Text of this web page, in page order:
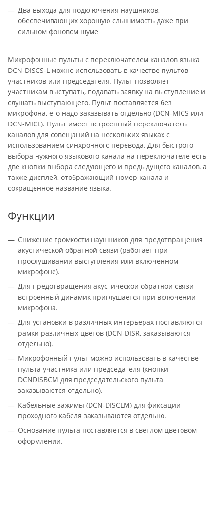
Два выхода для подключения наушников,
обеспечивающих хорошую слышимость даже при
сильном фоновом шуме
Микрофонные пульты с переключателем каналов языка
DCN-DISCS-L можно использовать в качестве пультов
участников или председателя. Пульт позволяет
участникам выступать, подавать заявку на выступление и
слушать выступающего. Пульт поставляется без
микрофона, его надо заказывать отдельно (DCN-MICS или
DCN-MICL). Пульт имеет встроенный переключатель
каналов для совещаний на нескольких языках с
использованием синхронного перевода. Для быстрого
выбора нужного языкового канала на переключателе есть
две кнопки выбора следующего и предыдущего каналов, а
также дисплей, отображающий номер канала и
сокращенное название языка.
Функции
Снижение громкости наушников для предотвращения
акустической обратной связи (работает при
прослушивании выступления или включенном
микрофоне).
Для предотвращения акустической обратной связи
встроенный динамик приглушается при включении
микрофона.
Для установки в различных интерьерах поставляются
рамки различных цветов (DCN-DISR, заказываются
отдельно).
Микрофонный пульт можно использовать в качестве
пульта участника или председателя (кнопки
DCNDISBCM для председательского пульта
заказываются отдельно).
Кабельные зажимы (DCN-DISCLM) для фиксации
проходного кабеля заказываются отдельно.
Основание пульта поставляется в светлом цветовом
оформлении.